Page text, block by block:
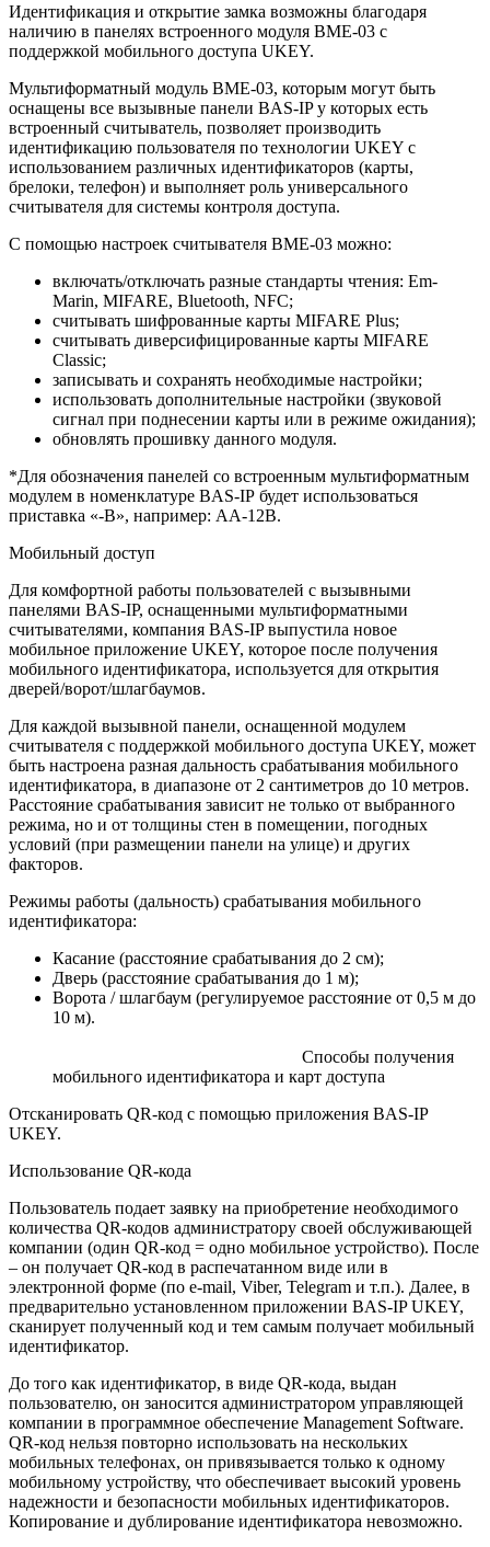
Идентификация и открытие замка возможны благодаря
наличию в панелях встроенного модуля BME-03 с
поддержкой мобильного доступа UKEY.
Мультиформатный модуль BME-03, которым могут быть
оснащены все вызывные панели BAS-IP у которых есть
встроенный считыватель, позволяет производить
идентификацию пользователя по технологии UKEY с
использованием различных идентификаторов (карты,
брелоки, телефон) и выполняет роль универсального
считывателя для системы контроля доступа.
С помощью настроек считывателя BME-03 можно:
включать/отключать разные стандарты чтения: Em-
Marin, MIFARE, Bluetooth, NFC;
считывать шифрованные карты MIFARE Plus;
считывать диверсифицированные карты MIFARE
Classic;
записывать и сохранять необходимые настройки;
использовать дополнительные настройки (звуковой
сигнал при поднесении карты или в режиме ожидания);
обновлять прошивку данного модуля.
*Для обозначения панелей со встроенным мультиформатным
модулем в номенклатуре BAS-IP будет использоваться
приставка «-В», например: AA-12B.
Мобильный доступ
Для комфортной работы пользователей с вызывными
панелями BAS-IP, оснащенными мультиформатными
считывателями, компания BAS-IP выпустила новое
мобильное приложение UKEY, которое после получения
мобильного идентификатора, используется для открытия
дверей/ворот/шлагбаумов.
Для каждой вызывной панели, оснащенной модулем
считывателя с поддержкой мобильного доступа UKEY, может
быть настроена разная дальность срабатывания мобильного
идентификатора, в диапазоне от 2 сантиметров до 10 метров.
Расстояние срабатывания зависит не только от выбранного
режима, но и от толщины стен в помещении, погодных
условий (при размещении панели на улице) и других
факторов.
Режимы работы (дальность) срабатывания мобильного
идентификатора:
Касание (расстояние срабатывания до 2 см);
Дверь (расстояние срабатывания до 1 м);
Ворота / шлагбаум (регулируемое расстояние от 0,5 м до
10 м).
Способы получения
мобильного идентификатора и карт доступа
Отсканировать QR-код с помощью приложения BAS-IP
UKEY.
Использование QR-кода
Пользователь подает заявку на приобретение необходимого
количества QR-кодов администратору своей обслуживающей
компании (один QR-код = одно мобильное устройство). После
– он получает QR-код в распечатанном виде или в
электронной форме (по e-mail, Viber, Telegram и т.п.). Далее, в
предварительно установленном приложении BAS-IP UKEY,
сканирует полученный код и тем самым получает мобильный
идентификатор.
До того как идентификатор, в виде QR-кода, выдан
пользователю, он заносится администратором управляющей
компании в программное обеспечение Management Software.
QR-код нельзя повторно использовать на нескольких
мобильных телефонах, он привязывается только к одному
мобильному устройству, что обеспечивает высокий уровень
надежности и безопасности мобильных идентификаторов.
Копирование и дублирование идентификатора невозможно.